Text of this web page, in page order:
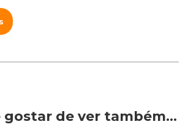
gostar de ver também…